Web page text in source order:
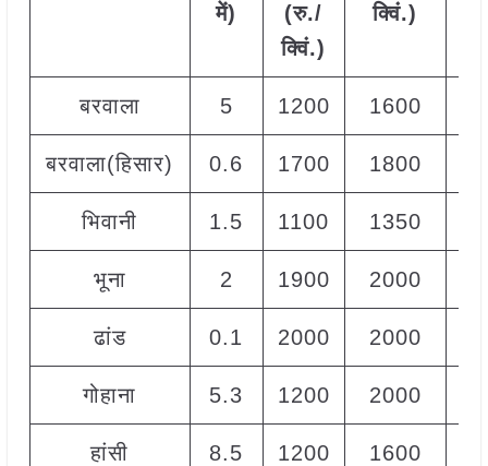
में)
(रु./
क्विं.)
क्विं.)
बरवाला 5 1200 1600
बरवाला(हिसार) 0.6 1700 1800
भिवानी 1.5 1100 1350
भूना 2 1900 2000
ढांड 0.1 2000 2000
गोहाना 5.3 1200 2000
हांसी 8.5 1200 1600